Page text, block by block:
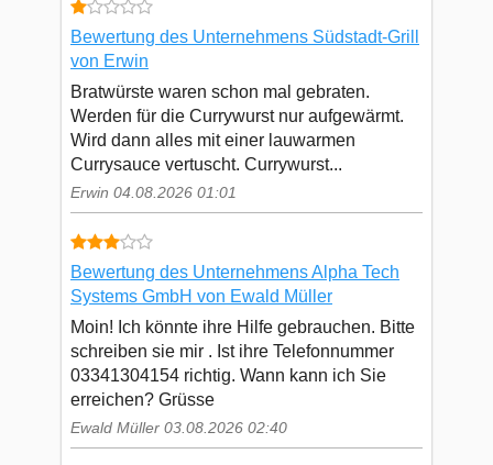
Bewertung des Unternehmens Südstadt-Grill
von Erwin
Bratwürste waren schon mal gebraten.
Werden für die Currywurst nur aufgewärmt.
Wird dann alles mit einer lauwarmen
Currysauce vertuscht. Currywurst...
Erwin 04.08.2026 01:01
Bewertung des Unternehmens Alpha Tech
Systems GmbH von Ewald Müller
Moin! Ich könnte ihre Hilfe gebrauchen. Bitte
schreiben sie mir . Ist ihre Telefonnummer
03341304154 richtig. Wann kann ich Sie
erreichen? Grüsse
Ewald Müller 03.08.2026 02:40